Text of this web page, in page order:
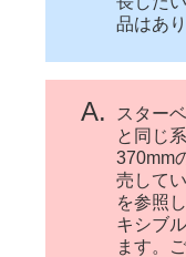
品はあ
A.
スター
と同じ
370mm
売して
を参照
キシブ
ます。